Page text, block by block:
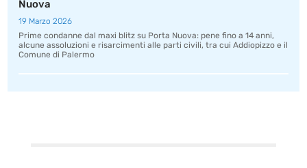
Nuova
19 Marzo 2026
Prime condanne dal maxi blitz su Porta Nuova: pene fino a 14 anni,
alcune assoluzioni e risarcimenti alle parti civili, tra cui Addiopizzo e il
Comune di Palermo